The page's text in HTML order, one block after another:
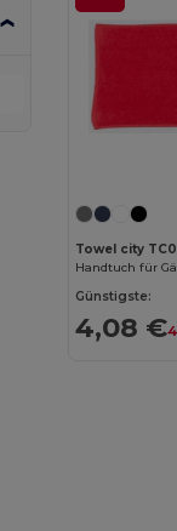
Towel city
Handtuch für
Günstigste:
4,08 €